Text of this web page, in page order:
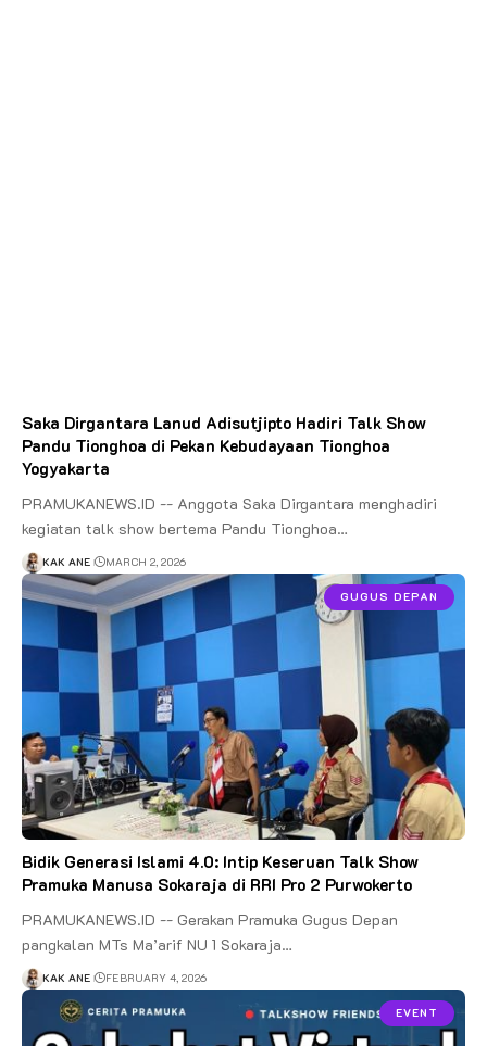
Saka Dirgantara Lanud Adisutjipto Hadiri Talk Show
Pandu Tionghoa di Pekan Kebudayaan Tionghoa
Yogyakarta
PRAMUKANEWS.ID -- Anggota Saka Dirgantara menghadiri
kegiatan talk show bertema Pandu Tionghoa…
KAK ANE MARCH 2, 2026
GUGUS DEPAN
Bidik Generasi Islami 4.0: Intip Keseruan Talk Show
Pramuka Manusa Sokaraja di RRI Pro 2 Purwokerto
PRAMUKANEWS.ID -- Gerakan Pramuka Gugus Depan
pangkalan MTs Ma’arif NU 1 Sokaraja…
KAK ANE FEBRUARY 4, 2026
EVENT